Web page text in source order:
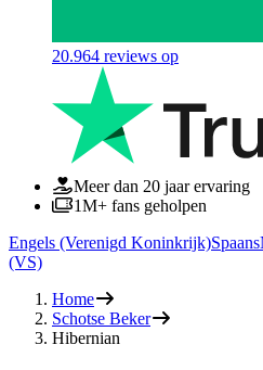
20.964 reviews op
Meer dan 20 jaar ervaring
1M+ fans geholpen
Engels (Verenigd Koninkrijk)Spaans
(VS)
Home
Schotse Beker
Hibernian